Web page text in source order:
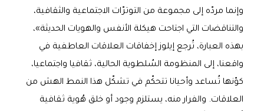
وإنما مردّه إلى مجموعة من التوترّات الاجتماعية والثقافية،
والتناقضات التي اجتاحت هيكلة الأنفس والهويات الحديثة»،
بهذه العبارة، تُرجع إيلوز إخفاقات العلاقات العاطفية في
واقعنا، إلى المنظومة السُلطوية الحالية، ثقافيا واجتماعيا،
كوّنها تُساعد وأحيانا تتحكّم في تشكّل هذا النمط الهش من
العلاقات. والفرار منه، يستلزم وجود أو خلق هُوية ثقافية